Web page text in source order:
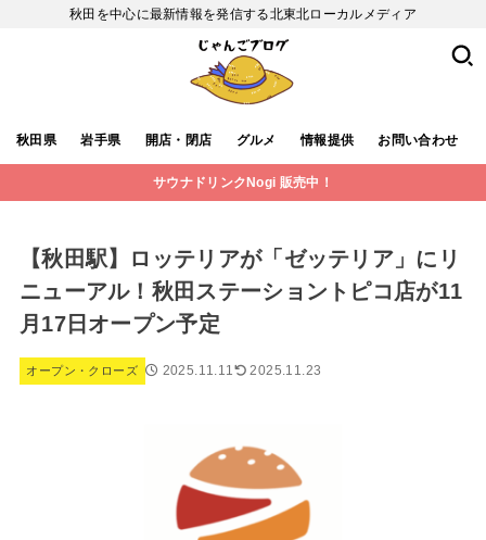
秋田を中心に最新情報を発信する北東北ローカルメディア
秋田県 岩手県 開店・閉店 グルメ 情報提供 お問い合わせ
サウナドリンクNogi 販売中！
【秋田駅】ロッテリアが「ゼッテリア」にリ
ニューアル！秋田ステーショントピコ店が11
月17日オープン予定
オープン・クローズ 2025.11.11 2025.11.23